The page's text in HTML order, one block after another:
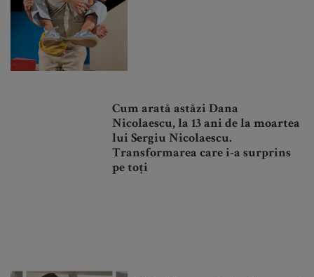
Cum arată astăzi Dana
Nicolaescu, la 13 ani de la moartea
lui Sergiu Nicolaescu.
Transformarea care i-a surprins
pe toți